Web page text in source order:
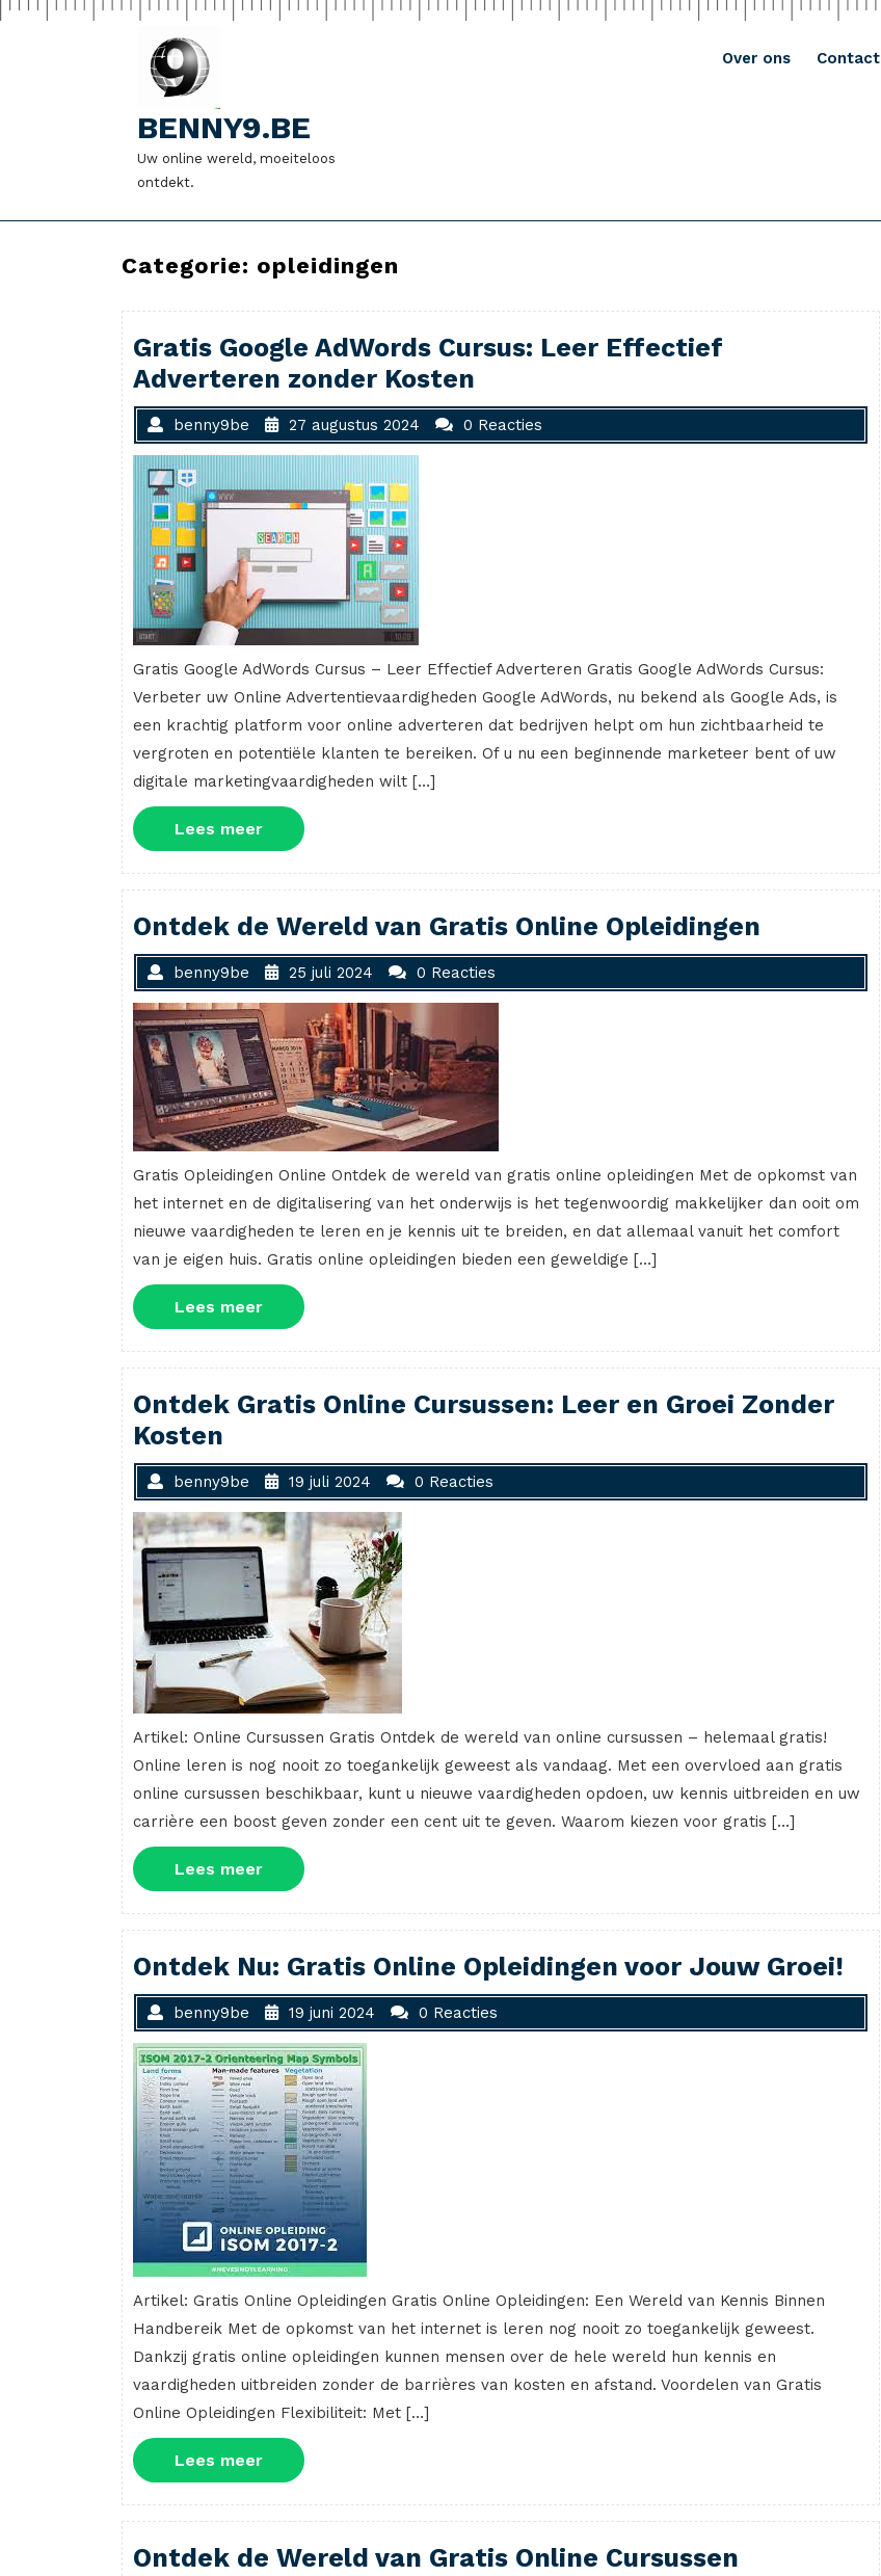
Naar
BENNY9.BE
Uw online wereld, moeiteloos
ontdekt.
Over ons Contact
Categorie: opleidingen
Gratis Google AdWords Cursus: Leer Effectief
Adverteren zonder Kosten
benny9be 27 augustus 2024 0 Reacties
Gratis Google AdWords Cursus – Leer Effectief Adverteren Gratis Google AdWords Cursus:
Verbeter uw Online Advertentievaardigheden Google AdWords, nu bekend als Google Ads, is
een krachtig platform voor online adverteren dat bedrijven helpt om hun zichtbaarheid te
vergroten en potentiële klanten te bereiken. Of u nu een beginnende marketeer bent of uw
digitale marketingvaardigheden wilt […]
Lees meerLees
meer
Ontdek de Wereld van Gratis Online Opleidingen
benny9be 25 juli 2024 0 Reacties
Gratis Opleidingen Online Ontdek de wereld van gratis online opleidingen Met de opkomst van
het internet en de digitalisering van het onderwijs is het tegenwoordig makkelijker dan ooit om
nieuwe vaardigheden te leren en je kennis uit te breiden, en dat allemaal vanuit het comfort
van je eigen huis. Gratis online opleidingen bieden een geweldige […]
Lees meerLees
meer
Ontdek Gratis Online Cursussen: Leer en Groei Zonder
Kosten
benny9be 19 juli 2024 0 Reacties
Artikel: Online Cursussen Gratis Ontdek de wereld van online cursussen – helemaal gratis!
Online leren is nog nooit zo toegankelijk geweest als vandaag. Met een overvloed aan gratis
online cursussen beschikbaar, kunt u nieuwe vaardigheden opdoen, uw kennis uitbreiden en uw
carrière een boost geven zonder een cent uit te geven. Waarom kiezen voor gratis […]
Lees meerLees
meer
Ontdek Nu: Gratis Online Opleidingen voor Jouw Groei!
benny9be 19 juni 2024 0 Reacties
Artikel: Gratis Online Opleidingen Gratis Online Opleidingen: Een Wereld van Kennis Binnen
Handbereik Met de opkomst van het internet is leren nog nooit zo toegankelijk geweest.
Dankzij gratis online opleidingen kunnen mensen over de hele wereld hun kennis en
vaardigheden uitbreiden zonder de barrières van kosten en afstand. Voordelen van Gratis
Online Opleidingen Flexibiliteit: Met […]
Lees meerLees
meer
Ontdek de Wereld van Gratis Online Cursussen